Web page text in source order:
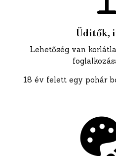
Üditők,
Lehetőség van
18 év felett egy pohár